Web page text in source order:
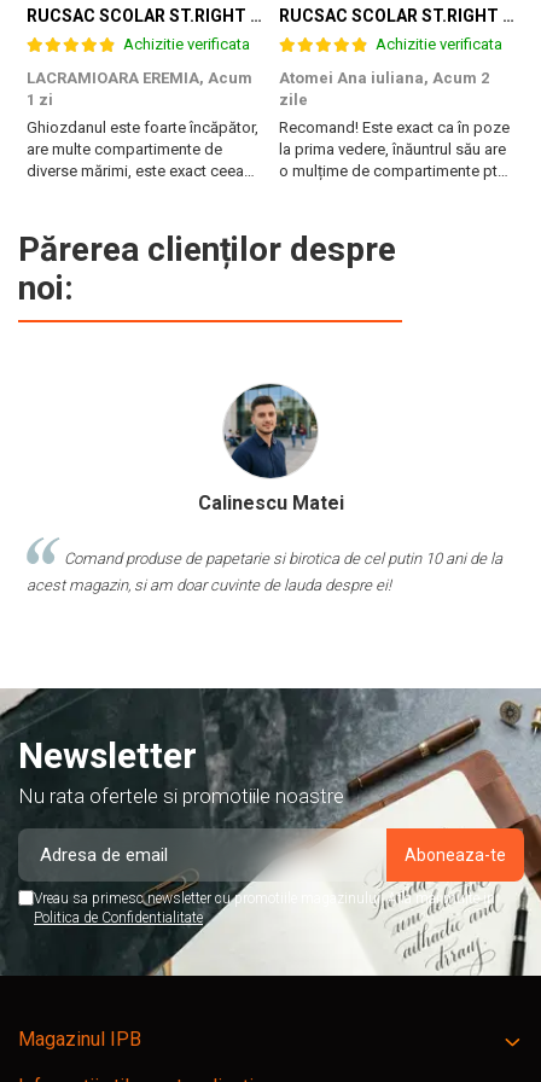
RUCSAC SCOLAR ST.RIGHT 4 COMPARTIMENTE BP-01 K-POP RHYTHM 698002
Achizitie verificata
LACRAMIOARA EREMIA, Acum
1 zi
Ghiozdanul este foarte încăpător,
are multe compartimente de
diverse mărimi, este exact ceea
RUCSAC SCOLAR ST.RIGHT 4 COMPARTIMENTE BP-01 FLOWER MOOD 697036
Achizitie verificata
Atomei Ana iuliana, Acum 2
zile
Recomand! Este exact ca în poze
la prima vedere, înăuntrul său are
o mulțime de compartimente pt
și pare foarte rezistent!
Fermoarele sunt de asemenea de
Părerea clienților despre
noi:
ani de la
Popescu Ana
Magazinul acesta este minunat! Am găsit tot ce aveam nevoie
Newsletter
Nu rata ofertele si promotiile noastre
Vreau sa primesc newsletter cu promotiile magazinului. Afla mai multe in
Politica de Confidentialitate
Magazinul IPB